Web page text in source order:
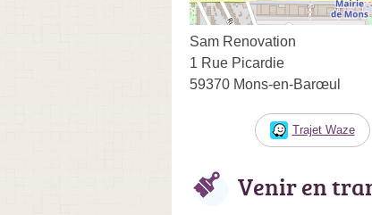
Sam Renovation
1 Rue Picardie
59370 Mons-en-Barœul
Trajet Waze
Venir en